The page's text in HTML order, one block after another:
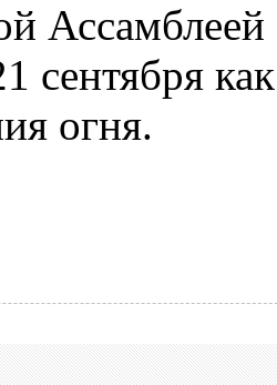
сентября
огня.